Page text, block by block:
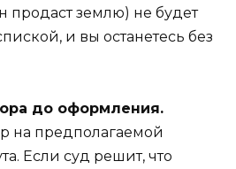
продаст землю) не будет
и вы останетесь без
до оформления.
на предполагаемой
Если суд решит, что